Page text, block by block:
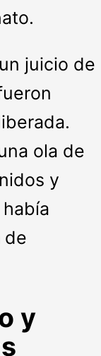
juicio de
ola de
y
de
y